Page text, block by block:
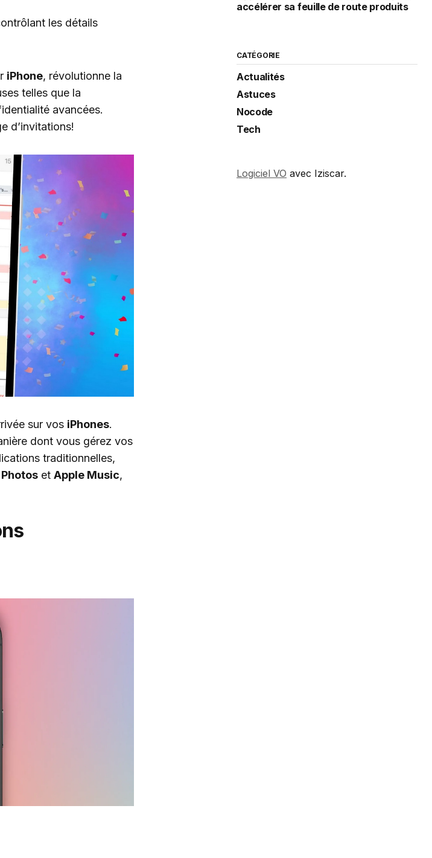
les détails
iPhone, révolutionne la
telles que la
avancées.
d’invitations!
sur vos iPhones.
dont vous gérez vos
traditionnelles,
et Apple Music,
accélérer sa feuille de route produits
CATÉGORIE
Actualités
Astuces
Nocode
Tech
Logiciel VO avec Iziscar.